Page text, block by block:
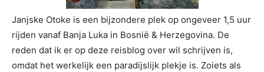
Janjske Otoke is een bijzondere plek op ongeveer 1,5 uur
rijden vanaf Banja Luka in Bosnië & Herzegovina. De
reden dat ik er op deze reisblog over wil schrijven is,
omdat het werkelijk een paradijslijk plekje is. Zoiets als